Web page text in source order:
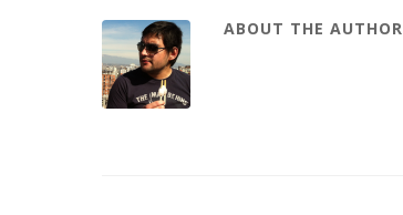
ABOUT THE AUTHOR